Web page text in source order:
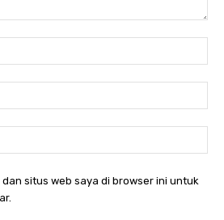
dan situs web saya di browser ini untuk